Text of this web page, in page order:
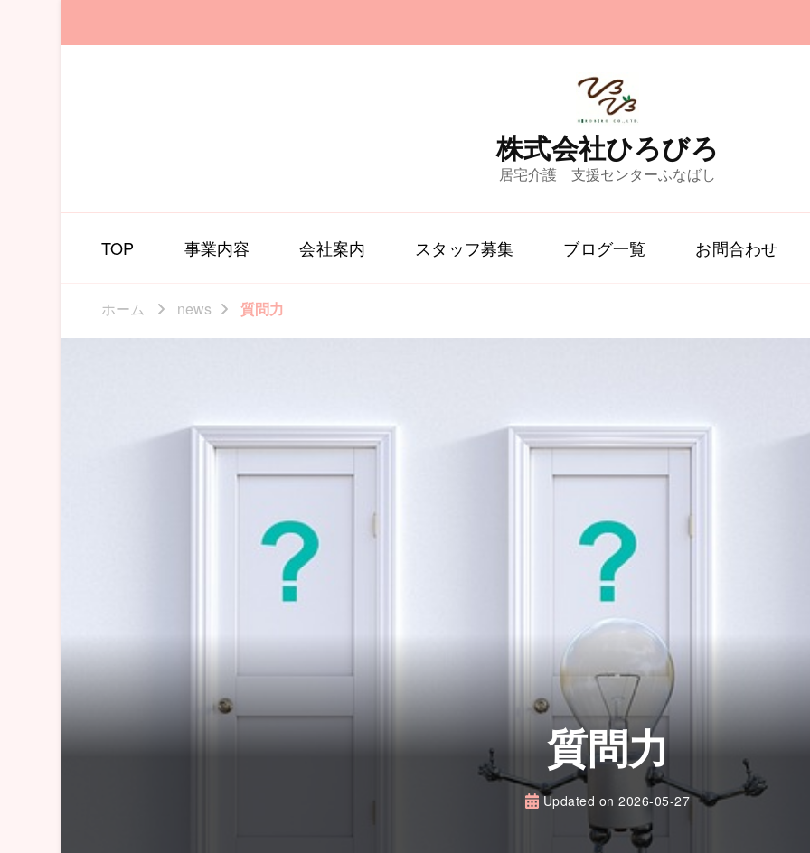
株式会社ひろびろ
居宅介護 支援センターふなばし
TOP 事業内容 会社案内 スタッフ募集 ブログ一覧 お問合わせ
ホーム news 質問力
質問力
Updated on2026-05-27